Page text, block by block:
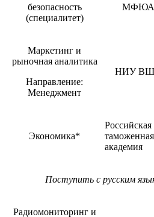
безопасность
(специалитет)
МФЮА
Маркетинг и
рыночная аналитика
Направление:
Менеджмент
НИУ
Экономика*
Российская
таможенная
академия
Поступить с русским
Радиомониторинг и